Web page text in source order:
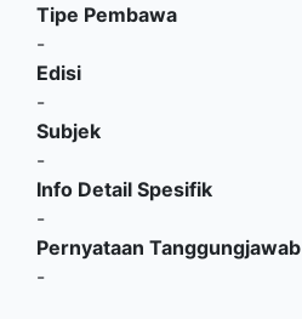
Tipe Pembawa
-
Edisi
-
Subjek
-
Info Detail Spesifik
-
Pernyataan Tanggungjawab
-